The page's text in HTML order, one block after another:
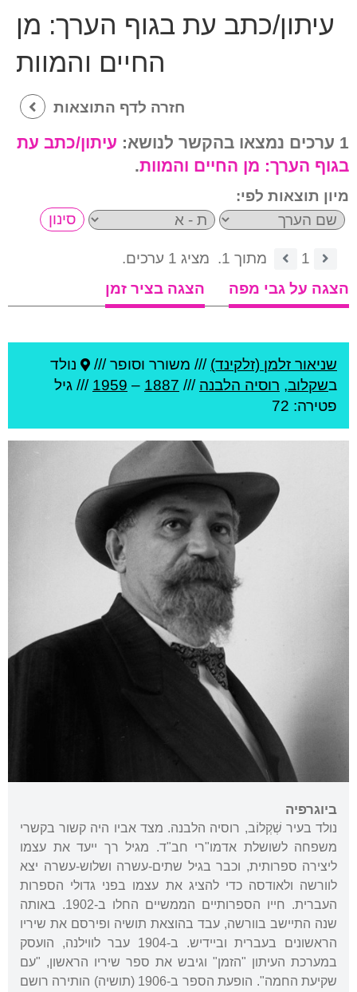
עיתון/כתב עת בגוף הערך: מן
החיים והמוות
חזרה לדף התוצאות
1 ערכים נמצאו בהקשר לנושא:
עיתון/כתב עת
בגוף הערך: מן החיים והמוות.
מיון תוצאות לפי:
1 מתוך 1.
מציג 1 ערכים.
הצגה על גבי מפה
הצגה בציר זמן
שניאור זלמן (זלקינד) /// משורר וסופר ///
נולד
בשקלוב, רוסיה הלבנה ///
1887
–
1959 /// גיל
פטירה: 72
ביוגרפיה
נולד בעיר שְׁקְלוֹב, רוסיה הלבנה. מצד אביו היה קשור בקשרי
משפחה לשושלת אדמו"רי חב"ד. מגיל רך ייעד את עצמו
ליצירה ספרותית, וכבר בגיל שתים-עשרה ושלוש-עשרה יצא
לוורשה ולאודסה כדי להציג את עצמו בפני גדולי הספרות
העברית. חייו הספרותיים הממשיים החלו ב-1902. באותה
שנה התיישב בוורשה, עבד בהוצאת תושיה ופירסם את שיריו
הראשונים בעברית וביידיש. ב-1904 עבר לווילנה, הועסק
במערכת העיתון "הזמן" וגיבש את ספר שיריו הראשון, "עם
שקיעת החמה". הופעת הספר ב-1906 (תושיה) הותירה רושם